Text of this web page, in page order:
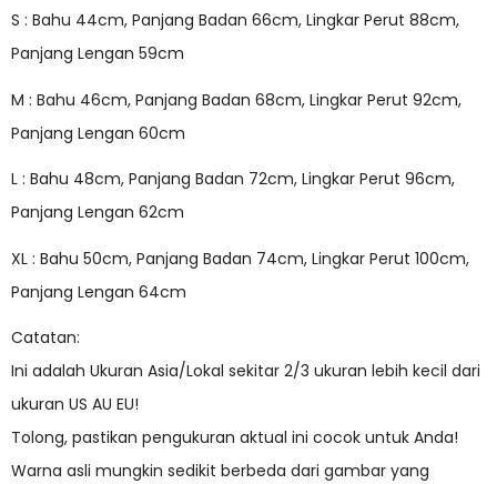
S : Bahu 44cm, Panjang Badan 66cm, Lingkar Perut 88cm,
Panjang Lengan 59cm
M : Bahu 46cm, Panjang Badan 68cm, Lingkar Perut 92cm,
Panjang Lengan 60cm
L : Bahu 48cm, Panjang Badan 72cm, Lingkar Perut 96cm,
Panjang Lengan 62cm
XL : Bahu 50cm, Panjang Badan 74cm, Lingkar Perut 100cm,
Panjang Lengan 64cm
Catatan:
Ini adalah Ukuran Asia/Lokal sekitar 2/3 ukuran lebih kecil dari
ukuran US AU EU!
Tolong, pastikan pengukuran aktual ini cocok untuk Anda!
Warna asli mungkin sedikit berbeda dari gambar yang